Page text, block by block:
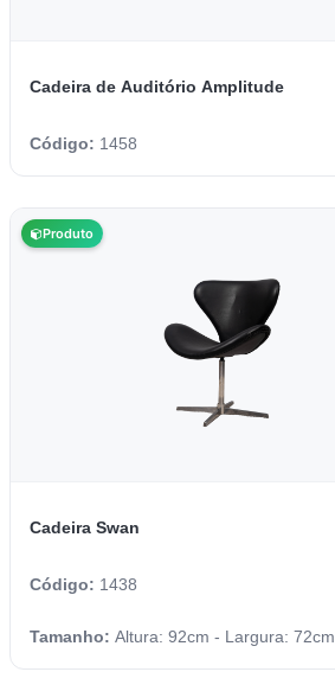
Cadeira de Auditório Amplitude
Código: 1458
Produto
Cadeira Swan
Código: 1438
Tamanho: Altura: 92cm - Largura: 72cm